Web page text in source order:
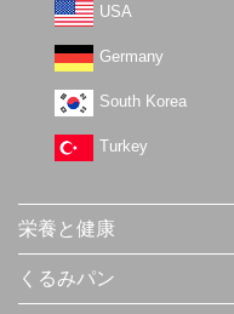
USA
Germany
South Korea
Turkey
栄養と健康
くるみパン